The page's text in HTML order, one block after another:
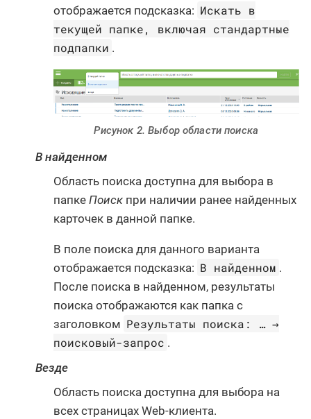
отображается подсказка: Искать в
текущей папке, включая стандартные
подпапки .
Рисунок 2. Выбор области поиска
В найденном
Область поиска доступна для выбора в
папке Поискпри наличии ранее найденных
карточек в данной папке.
В поле поиска для данного варианта
отображается подсказка: В найденном .
После поиска в найденном, результаты
поиска отображаются как папка с
заголовком Результаты поиска: …​ →
поисковый-запрос .
Везде
Область поиска доступна для выбора на
всех страницах Web-клиента.